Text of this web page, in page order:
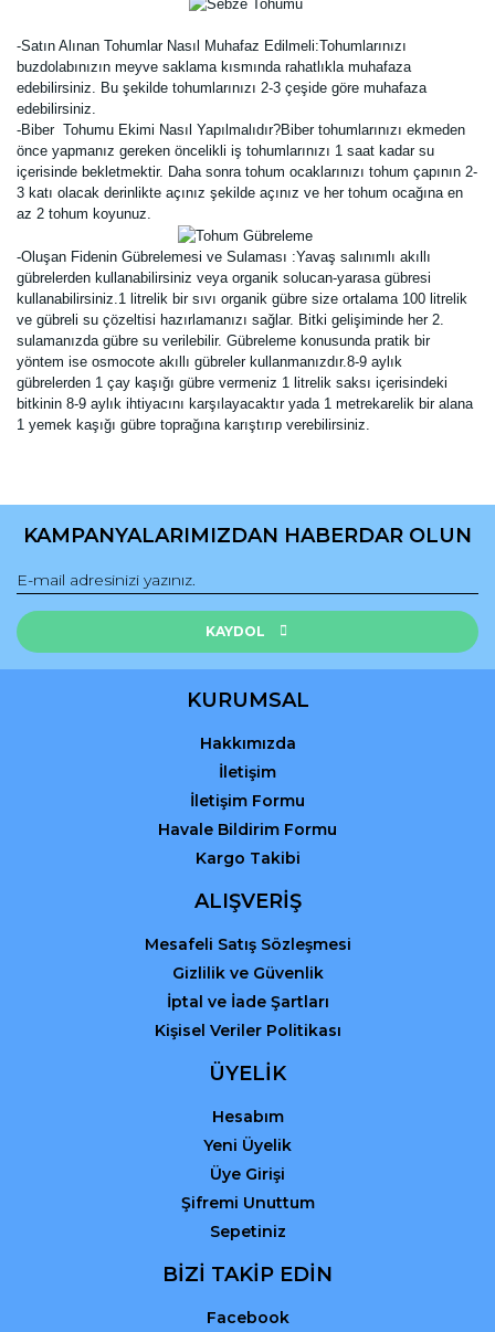
-Satın Alınan Tohumlar Nasıl Muhafaz Edilmeli:Tohumlarınızı
buzdolabınızın meyve saklama kısmında rahatlıkla muhafaza
edebilirsiniz. Bu şekilde tohumlarınızı 2-3 çeşide göre muhafaza
edebilirsiniz.
-Biber Tohumu Ekimi Nasıl Yapılmalıdır?Biber tohumlarınızı ekmeden
önce yapmanız gereken öncelikli iş tohumlarınızı 1 saat kadar su
içerisinde bekletmektir. Daha sonra tohum ocaklarınızı tohum çapının 2-
3 katı olacak derinlikte açınız şekilde açınız ve her tohum ocağına en
az 2 tohum koyunuz.
-Oluşan Fidenin Gübrelemesi ve Sulaması :Yavaş salınımlı akıllı
gübrelerden kullanabilirsiniz veya organik solucan-yarasa gübresi
kullanabilirsiniz.1 litrelik bir sıvı organik gübre size ortalama 100 litrelik
ve gübreli su çözeltisi hazırlamanızı sağlar. Bitki gelişiminde her 2.
sulamanızda gübre su verilebilir. Gübreleme konusunda pratik bir
yöntem ise osmocote akıllı gübreler kullanmanızdır.8-9 aylık
gübrelerden 1 çay kaşığı gübre vermeniz 1 litrelik saksı içerisindeki
bitkinin 8-9 aylık ihtiyacını karşılayacaktır yada 1 metrekarelik bir alana
1 yemek kaşığı gübre toprağına karıştırıp verebilirsiniz.
konularda yetersiz gördüğünüz noktaları öneri formunu
Görüş ve önerileriniz için teşekkür ederiz.
Ürün resmi kalitesiz, bozuk veya görüntülenemiyor.
Ürün açıklamasında eksik bilgiler bulunuyor.
Ürün fiyatı diğer sitelerden daha pahalı.
Gönder
KAMPANYALARIMIZDAN HABERDAR OLUN
KAYDOL
KURUMSAL
Hakkımızda
İletişim
İletişim Formu
Havale Bildirim Formu
Kargo Takibi
ALIŞVERİŞ
Mesafeli Satış Sözleşmesi
Gizlilik ve Güvenlik
İptal ve İade Şartları
Kişisel Veriler Politikası
ÜYELİK
Hesabım
Yeni Üyelik
Üye Girişi
Şifremi Unuttum
Sepetiniz
BİZİ TAKİP EDİN
Facebook